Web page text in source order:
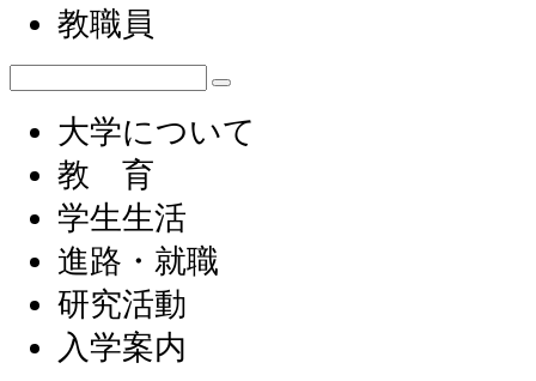
教職員
大学について
教 育
学生生活
進路・就職
研究活動
入学案内